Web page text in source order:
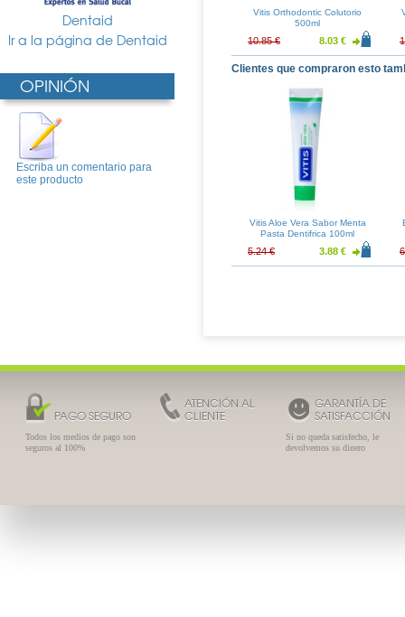
Dentaid
Ir a la página de Dentaid
OPINIÓN
Escriba un comentario para
este producto
5.30 € 6.19 €
Vitis Orthodontic Colutorio
500ml
10.85 € 8.03 €
Clientes que compraron esto
Vitis Aloe Vera Sabor Menta
Pasta Dentifrica 100ml
5.24 € 3.88 €
Audispray 50ml
8.01 €
PAGO SEGURO
Todos los medios de pago son
seguros al 100%
ATENCIÓN AL
CLIENTE
GARANTÍA DE
SATISFACCIÓN
Si no queda satisfecho, le
devolvemos su dinero